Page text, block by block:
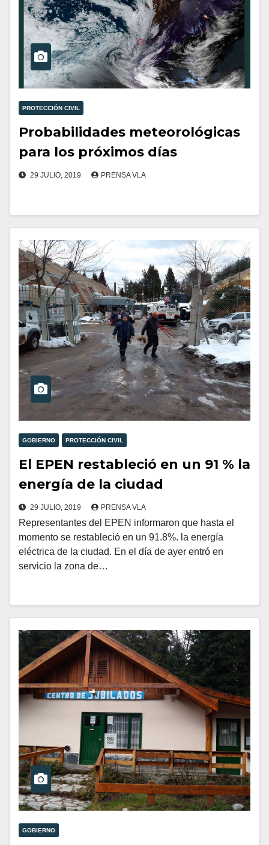
PROTECCIÓN CIVIL
Probabilidades meteorológicas
para los próximos días
29 JULIO, 2019 PRENSA VLA
GOBIERNO PROTECCIÓN CIVIL
El EPEN restableció en un 91 % la
energía de la ciudad
29 JULIO, 2019 PRENSA VLA
Representantes del EPEN informaron que hasta el
momento se restableció en un 91.8%. la energía
eléctrica de la ciudad. En el día de ayer entró en
servicio la zona de…
GOBIERNO